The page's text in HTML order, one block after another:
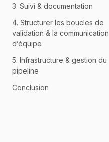
3. Suivi & documentation
4. Structurer les boucles de
validation & la communication
d’équipe
5. Infrastructure & gestion du
pipeline
Conclusion